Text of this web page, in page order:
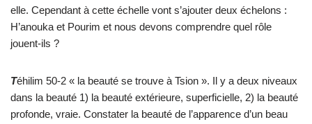
elle. Cependant à cette échelle vont s’ajouter deux échelons :
H’anouka et Pourim et nous devons comprendre quel rôle
jouent-ils ?
Téhilim 50-2 « la beauté se trouve à Tsion ». Il y a deux niveaux
dans la beauté 1) la beauté extérieure, superficielle, 2) la beauté
profonde, vraie. Constater la beauté de l’apparence d’un beau